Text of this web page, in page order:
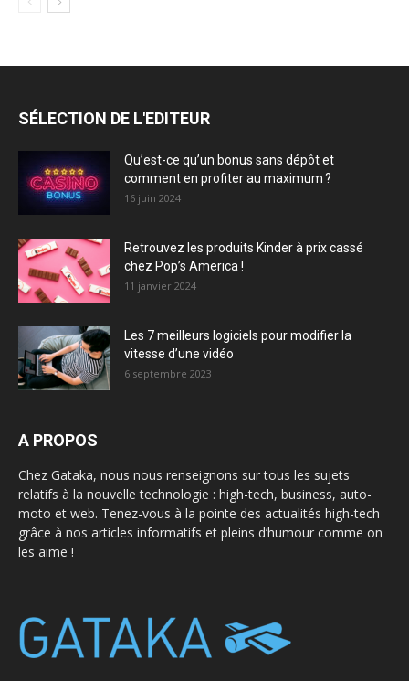
SÉLECTION DE L'EDITEUR
Qu’est-ce qu’un bonus sans dépôt et
comment en profiter au maximum ?
16 juin 2024
Retrouvez les produits Kinder à prix cassé
chez Pop’s America !
11 janvier 2024
Les 7 meilleurs logiciels pour modifier la
vitesse d’une vidéo
6 septembre 2023
A PROPOS
Chez Gataka, nous nous renseignons sur tous les sujets
relatifs à la nouvelle technologie : high-tech, business, auto-
moto et web. Tenez-vous à la pointe des actualités high-tech
grâce à nos articles informatifs et pleins d’humour comme on
les aime !